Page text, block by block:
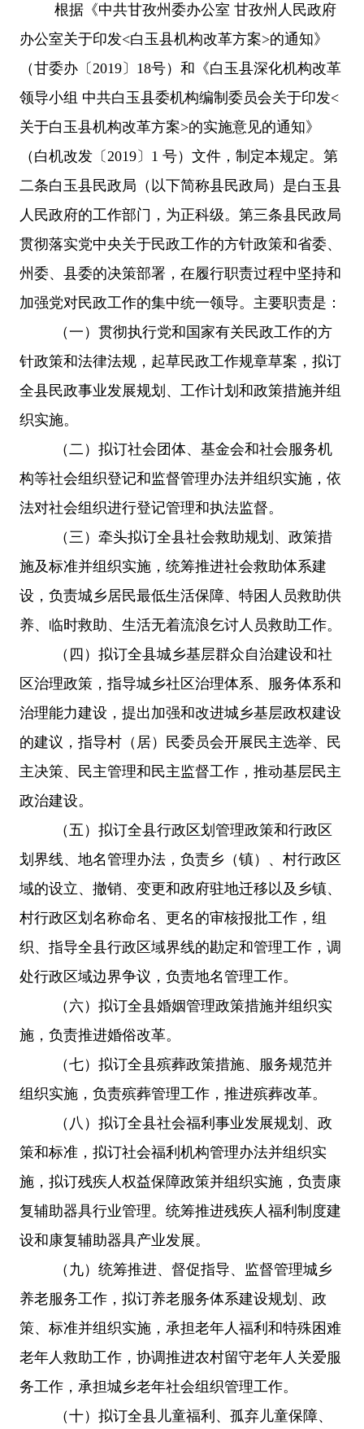
根据《中共甘孜州委办公室 甘孜州人民政府
办公室关于印发<白玉县机构改革方案>的通知》
（甘委办〔2019〕18号）和《白玉县深化机构改革
领导小组 中共白玉县委机构编制委员会关于印发<
关于白玉县机构改革方案>的实施意见的通知》
（白机改发〔2019〕1 号）文件，制定本规定。第
二条白玉县民政局（以下简称县民政局）是白玉县
人民政府的工作部门，为正科级。第三条县民政局
贯彻落实党中央关于民政工作的方针政策和省委、
州委、县委的决策部署，在履行职责过程中坚持和
加强党对民政工作的集中统一领导。主要职责是：
（一 ） 贯彻执行党和国家有关民政工作的方
针政策和法律法规，起草民政工作规章草案，拟订
全县民政事业发展规划、工作计划和政策措施并组
织实施。
（ 二 ） 拟订社会团体、基金会和社会服务机
构等社会组织登记和监督管理办法并组织实施，依
法对社会组织进行登记管理和执法监督。
（三）牵头拟订全县社会救助规划、政策措
施及标准并组织实施，统筹推进社会救助体系建
设，负责城乡居民最低生活保障、特困人员救助供
养、临时救助、生活无着流浪乞讨人员救助工作。
（四）拟订全县城乡基层群众自治建设和社
区治理政策，指导城乡社区治理体系、服务体系和
治理能力建设，提出加强和改进城乡基层政权建设
的建议，指导村（居）民委员会开展民主选举、民
主决策、民主管理和民主监督工作，推动基层民主
政治建设。
（五）拟订全县行政区划管理政策和行政区
划界线、地名管理办法，负责乡（镇）、村行政区
域的设立、撤销、变更和政府驻地迁移以及乡镇、
村行政区划名称命名、更名的审核报批工作，组
织、指导全县行政区域界线的勘定和管理工作，调
处行政区域边界争议，负责地名管理工作。
（六）拟订全县婚姻管理政策措施并组织实
施，负责推进婚俗改革。
（七）拟订全县殡葬政策措施、服务规范并
组织实施，负责殡葬管理工作，推进殡葬改革。
（八）拟订全县社会福利事业发展规划、政
策和标准，拟订社会福利机构管理办法并组织实
施，拟订残疾人权益保障政策并组织实施，负责康
复辅助器具行业管理。统筹推进残疾人福利制度建
设和康复辅助器具产业发展。
（九）统筹推进、督促指导、监督管理城乡
养老服务工作，拟订养老服务体系建设规划、政
策、标准并组织实施，承担老年人福利和特殊困难
老年人救助工作，协调推进农村留守老年人关爱服
务工作，承担城乡老年社会组织管理工作。
（十）拟订全县儿童福利、孤弃儿童保障、